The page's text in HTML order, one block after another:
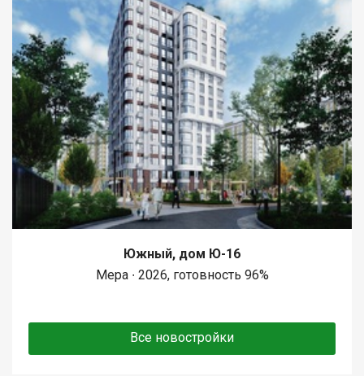
Южный, дом Ю-16
Мера ∙ 2026, готовность 96%
Все новостройки